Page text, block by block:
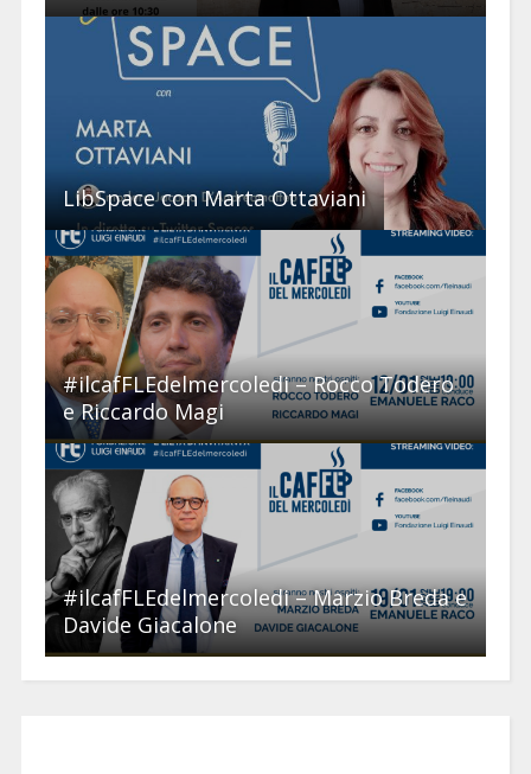
LibSpace con Marta Ottaviani
#ilcafFLEdelmercoledi – Rocco Todero
e Riccardo Magi
#ilcafFLEdelmercoledi – Marzio Breda e
Davide Giacalone